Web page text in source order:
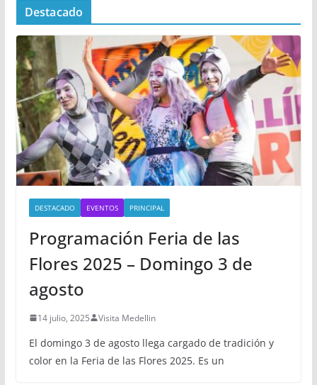
Destacado
DESTACADO EVENTOS PRINCIPAL
Programación Feria de las
Flores 2025 – Domingo 3 de
agosto
14 julio, 2025 Visita Medellin
El domingo 3 de agosto llega cargado de tradición y
color en la Feria de las Flores 2025. Es un